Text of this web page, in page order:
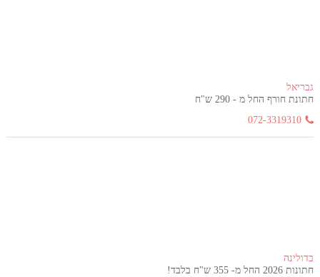
גבריאל
חתונת חורף החל מ - 290 ש"ח
072-3319310
בדולינה
חתונות 2026 החל מ- 355 ש"ח בלבד!